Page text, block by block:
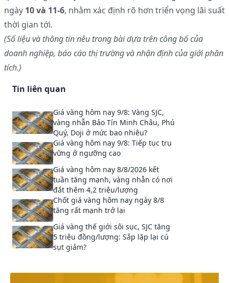
ngày 10 và 11-6, nhằm xác định rõ hơn triển vọng lãi suất
thời gian tới.
(Số liệu và thông tin nêu trong bài dựa trên công bố của
doanh nghiệp, báo cáo thị trường và nhận định của giới phân
tích.)
Tin liên quan
Giá vàng hôm nay 9/8: Vàng SJC,
vàng nhẫn Bảo Tín Minh Châu, Phú
Quý, Doji ở mức bao nhiêu?
Giá vàng hôm nay 9/8: Tiếp tục trụ
vững ở ngưỡng cao
Giá vàng hôm nay 8/8/2026 kết
tuần tăng mạnh, vàng nhẫn có nơi
đắt thêm 4,2 triệu/lượng
Chốt giá vàng hôm nay ngày 8/8
tăng rất mạnh trở lại
Giá vàng thế giới sôi sục, SJC tăng
5 triệu đồng/lượng: Sắp lặp lại cú
sụt giảm?